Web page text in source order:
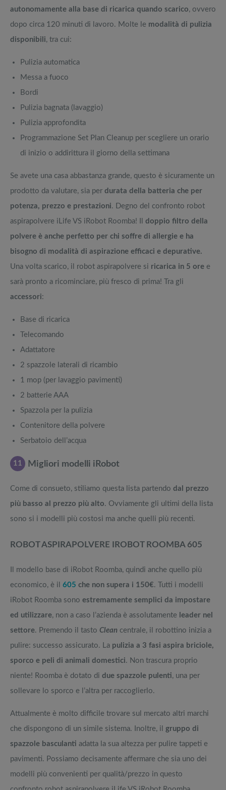
autonomamente alla base di ricarica quando scarico, ovvero
dopo circa 120 minuti di lavoro. Molte le modalità di pulizia
disponibili, tra cui:
Pulizia automatica
Messa a fuoco
Bordi
Pulizia bagnata (lavaggio)
Pulizia approfondita
Programmazione Set Plan Cleanup per scegliere un orario
di inizio o addirittura il giorno della settimana
Se avete una casa abbastanza grande, questo è sicuramente un
prodotto da valutare, sia per durata della batteria che per
potenza, prezzo e prestazioni. Degno del confronto robot
aspirapolvere iLife VS iRobot Roomba! Il doppio filtro della
polvere è anche perfetto per chi soffre di allergie e ha
bisogno di modalità di aspirazione efficaci e depurative.
Una volta scarico, il robot aspirapolvere si ricarica in 5 ore e
sarà pronto a ricominciare, più fresco di prima! Tra gli
accessori:
Base di ricarica
Telecomando
Adattatore
2 spazzole laterali di ricambio
1 mop (per lavaggio pavimenti)
2 batterie AAA
Spazzola per la pulizia
Contenitore della polvere
Serbatoio dell’acqua
11 Migliori modelli iRobot
Come di consueto, stiliamo questa lista partendo dal prezzo
più basso al prezzo più alto. Ovviamente gli ultimi della lista
sono si i modelli più costosi ma anche quelli più recenti.
ROBOT ASPIRAPOLVERE IROBOT ROOMBA 605
Il modello base di iRobot Roomba, quindi anche quello più
economico, è il 605 che non supera i 150€. Tutti i modelli
iRobot Roomba sono estremamente semplici da impostare
ed utilizzare, non a caso l’azienda è assolutamente leader nel
settore. Premendo il tasto Clean centrale, il robottino inizia a
pulire: successo assicurato. La pulizia a 3 fasi aspira briciole,
sporco e peli di animali domestici. Non trascura proprio
niente! Roomba è dotato di due spazzole pulenti, una per
sollevare lo sporco e l’altra per raccoglierlo.
Attualmente è molto difficile trovare sul mercato altri marchi
che dispongono di un simile sistema. Inoltre, il gruppo di
spazzole basculanti adatta la sua altezza per pulire tappeti e
pavimenti. Possiamo decisamente affermare che sia uno dei
modelli più convenienti per qualità/prezzo in questo